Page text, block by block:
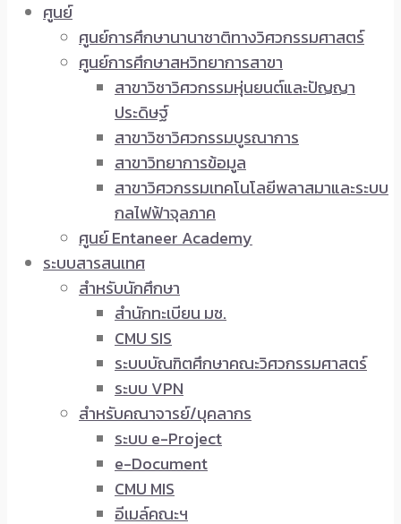
ศูนย์
ศูนย์การศึกษานานาชาติทางวิศวกรรมศาสตร์
ศูนย์การศึกษาสหวิทยาการสาขา
สาขาวิชาวิศวกรรมหุ่นยนต์และปัญญา
ประดิษฐ์
สาขาวิชาวิศวกรรมบูรณาการ
สาขาวิทยาการข้อมูล
สาขาวิศวกรรมเทคโนโลยีพลาสมาและระบบ
กลไฟฟ้าจุลภาค
ศูนย์ Entaneer Academy
ระบบสารสนเทศ
สำหรับนักศึกษา
สำนักทะเบียน มช.
CMU SIS
ระบบบัณฑิตศึกษาคณะวิศวกรรมศาสตร์
ระบบ VPN
สำหรับคณาจารย์/บุคลากร
ระบบ e-Project
e-Document
CMU MIS
อีเมล์คณะฯ